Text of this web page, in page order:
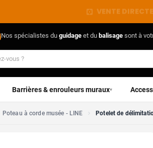
VENTE
Nos spécialistes du guidageet du balisagesont à
Barrières & enrouleurs muraux▾
Poteau à corde musée - LINE Potelet de